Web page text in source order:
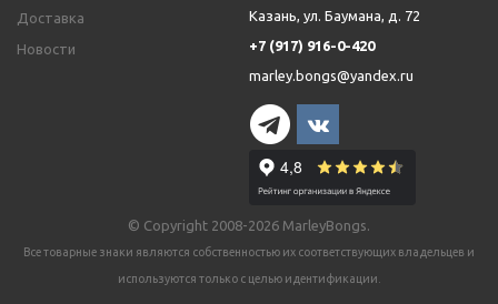
Доставка
Новости
Казань, ул. Баумана, д. 72
+7 (917) 916-0-420
marley.bongs@yandex.ru
© Copyright 2008-2026 MarleyBongs.
Все товарные знаки являются собственностью их соответствующих владельцев и
используются только с целью идентификации.